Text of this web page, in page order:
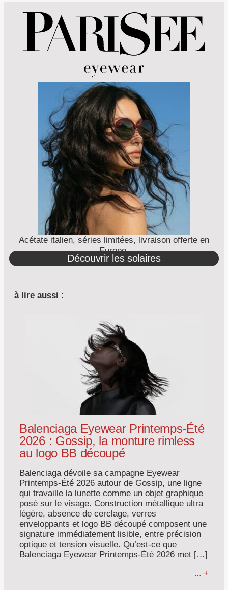
Acétate italien, séries limitées, livraison offerte en
Europe.
Découvrir les solaires
à lire aussi :
Balenciaga Eyewear Printemps-Été
2026 : Gossip, la monture rimless
au logo BB découpé
Balenciaga dévoile sa campagne Eyewear
Printemps-Été 2026 autour de Gossip, une ligne
qui travaille la lunette comme un objet graphique
posé sur le visage. Construction métallique ultra
légère, absence de cerclage, verres
enveloppants et logo BB découpé composent une
signature immédiatement lisible, entre précision
optique et tension visuelle. Qu’est-ce que
Balenciaga Eyewear Printemps-Été 2026 met […]
... +